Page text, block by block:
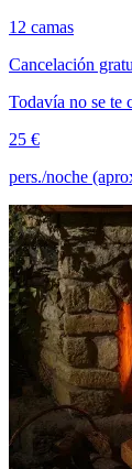
12 camas
Cancelación
Todavía no se te
25 €
pers./noche